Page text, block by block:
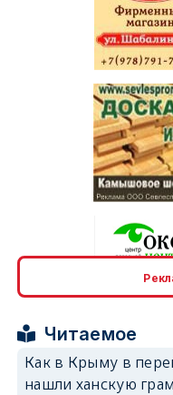
Читаемое
Как в Крыму в
нашли ханскую